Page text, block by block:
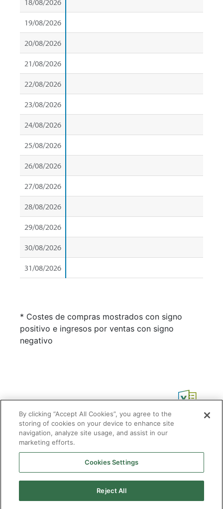
19/08/2026
20/08/2026
21/08/2026
22/08/2026
23/08/2026
24/08/2026
25/08/2026
26/08/2026
27/08/2026
28/08/2026
29/08/2026
30/08/2026
31/08/2026
* Costes de compras mostrados con signo
positivo e ingresos por ventas con signo
negativo
By clicking “Accept All Cookies”, you agree to the
storing of cookies on your device to enhance site
navigation, analyze site usage, and assist in our
marketing efforts.
Cookies Settings
Reject All